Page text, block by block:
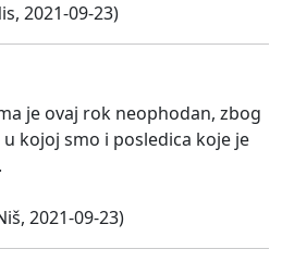
2021-09-23)
je ovaj rok neophodan, zbog
kojoj smo i posledica koje je
2021-09-23)